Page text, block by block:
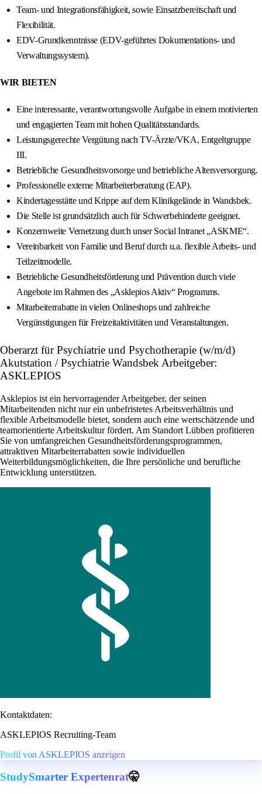
Team- und Integrationsfähigkeit, sowie Einsatzbereitschaft und
Flexibilität.
EDV-Grundkenntnisse (EDV-geführtes Dokumentations- und
Verwaltungssystem).
WIR BIETEN
Eine interessante, verantwortungsvolle Aufgabe in einem motivierten
und engagierten Team mit hohen Qualitätsstandards.
Leistungsgerechte Vergütung nach TV-Ärzte/VKA, Entgeltgruppe
III.
Betriebliche Gesundheitsvorsorge und betriebliche Altersversorgung.
Professionelle externe Mitarbeiterberatung (EAP).
Kindertagesstätte und Krippe auf dem Klinikgelände in Wandsbek.
Die Stelle ist grundsätzlich auch für Schwerbehinderte geeignet.
Konzernweite Vernetzung durch unser Social Intranet „ASKME“.
Vereinbarkeit von Familie und Beruf durch u.a. flexible Arbeits- und
Teilzeitmodelle.
Betriebliche Gesundheitsförderung und Prävention durch viele
Angebote im Rahmen des „Asklepios Aktiv“ Programms.
Mitarbeiterrabatte in vielen Onlineshops und zahlreiche
Vergünstigungen für Freizeitaktivitäten und Veranstaltungen.
Oberarzt für Psychiatrie und Psychotherapie (w/m/d)
Akutstation / Psychiatrie Wandsbek Arbeitgeber:
ASKLEPIOS
Asklepios ist ein hervorragender Arbeitgeber, der seinen
Mitarbeitenden nicht nur ein unbefristetes Arbeitsverhältnis und
flexible Arbeitsmodelle bietet, sondern auch eine wertschätzende und
teamorientierte Arbeitskultur fördert. Am Standort Lübben profitieren
Sie von umfangreichen Gesundheitsförderungsprogrammen,
attraktiven Mitarbeiterrabatten sowie individuellen
Weiterbildungsmöglichkeiten, die Ihre persönliche und berufliche
Entwicklung unterstützen.
Kontaktdaten:
ASKLEPIOS Recruiting-Team
Profil von ASKLEPIOS anzeigen
StudySmarter Expertenrat🤫